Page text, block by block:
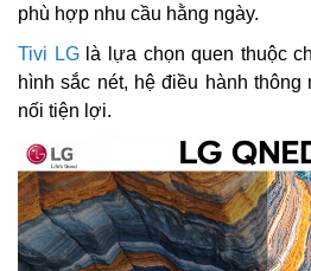
phù hợp nhu cầu hằng ngày.
Tivi LGlà lựa chọn quen thuộc
hình sắc nét, hệ điều hành
nối tiện lợi.